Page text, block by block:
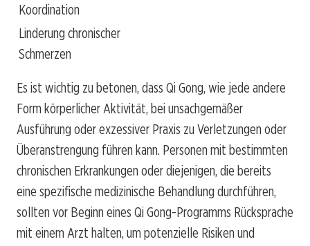
Koordination
Linderung chronischer
Schmerzen
Es ist wichtig zu betonen, dass Qi Gong, wie jede andere
Form körperlicher Aktivität, bei unsachgemäßer
Ausführung oder exzessiver Praxis zu Verletzungen oder
Überanstrengung führen kann. Personen mit bestimmten
chronischen Erkrankungen oder diejenigen, die bereits
eine spezifische medizinische Behandlung durchführen,
sollten vor Beginn eines Qi Gong-Programms Rücksprache
mit einem Arzt halten, um potenzielle Risiken und